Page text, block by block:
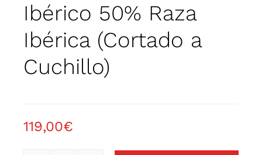
Tienda
Ibérico 50% Raza
Ibérica (Cortado a
Cuchillo)
119,00€